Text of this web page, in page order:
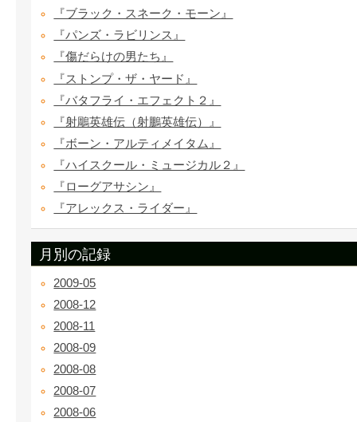
『ブラック・スネーク・モーン』
『パンズ・ラビリンス』
『傷だらけの男たち』
『ストンプ・ザ・ヤード』
『バタフライ・エフェクト２』
『射鵰英雄伝（射鵬英雄伝）』
『ボーン・アルティメイタム』
『ハイスクール・ミュージカル２』
『ローグアサシン』
『アレックス・ライダー』
月別の記録
2009-05
2008-12
2008-11
2008-09
2008-08
2008-07
2008-06